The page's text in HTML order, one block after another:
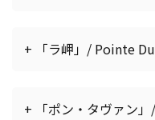
+ 「ラ岬」/ Pointe
+ 「ポン・タヴァン